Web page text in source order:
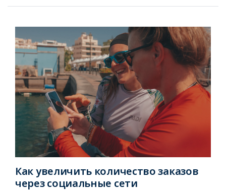
Как увеличить количество заказов
через социальные сети